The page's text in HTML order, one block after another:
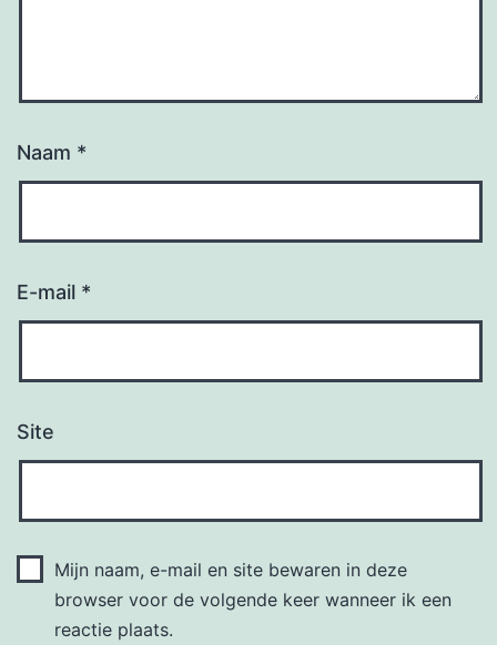
Naam *
E-mail *
Site
Mijn naam, e-mail en site bewaren in deze
browser voor de volgende keer wanneer ik een
reactie plaats.